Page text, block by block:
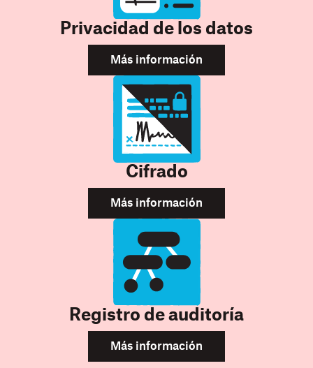
Privacidad de los datos
Más información
Cifrado
Más información
Registro de auditoría
Más información